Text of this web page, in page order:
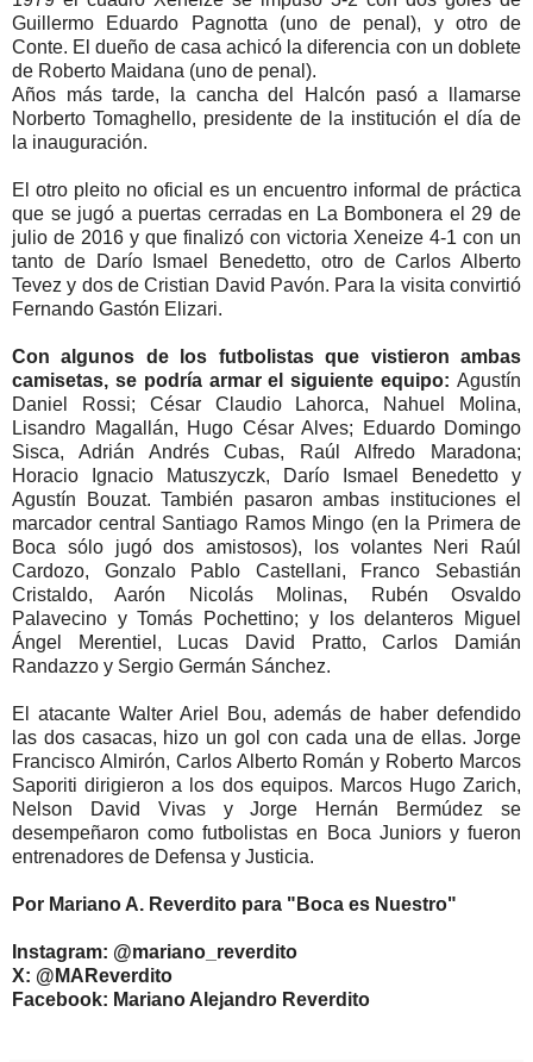
Guillermo Eduardo Pagnotta (uno de penal), y otro de
Conte. El dueño de casa achicó la diferencia con un doblete
de Roberto Maidana (uno de penal).
Años más tarde, la cancha del Halcón pasó a llamarse
Norberto Tomaghello, presidente de la institución el día de
la inauguración.
El otro pleito no oficial es un encuentro informal de práctica
que se jugó a puertas cerradas en La Bombonera el 29 de
julio de 2016 y que finalizó con victoria Xeneize 4-1 con un
tanto de Darío Ismael Benedetto, otro de Carlos Alberto
Tevez y dos de Cristian David Pavón. Para la visita convirtió
Fernando Gastón Elizari.
Con algunos de los futbolistas que vistieron ambas
camisetas, se podría armar el siguiente equipo: Agustín
Daniel Rossi; César Claudio Lahorca, Nahuel Molina,
Lisandro Magallán, Hugo César Alves; Eduardo Domingo
Sisca, Adrián Andrés Cubas, Raúl Alfredo Maradona;
Horacio Ignacio Matuszyczk, Darío Ismael Benedetto y
Agustín Bouzat. También pasaron ambas instituciones el
marcador central Santiago Ramos Mingo (en la Primera de
Boca sólo jugó dos amistosos), los volantes Neri Raúl
Cardozo, Gonzalo Pablo Castellani, Franco Sebastián
Cristaldo, Aarón Nicolás Molinas, Rubén Osvaldo
Palavecino y Tomás Pochettino; y los delanteros Miguel
Ángel Merentiel, Lucas David Pratto, Carlos Damián
Randazzo y Sergio Germán Sánchez.
El atacante Walter Ariel Bou, además de haber defendido
las dos casacas, hizo un gol con cada una de ellas. Jorge
Francisco Almirón, Carlos Alberto Román y Roberto Marcos
Saporiti dirigieron a los dos equipos. Marcos Hugo Zarich,
Nelson David Vivas y Jorge Hernán Bermúdez se
desempeñaron como futbolistas en Boca Juniors y fueron
entrenadores de Defensa y Justicia.
Por Mariano A. Reverdito para "Boca es Nuestro"
Instagram: @mariano_reverdito
X: @MAReverdito
Facebook: Mariano Alejandro Reverdito